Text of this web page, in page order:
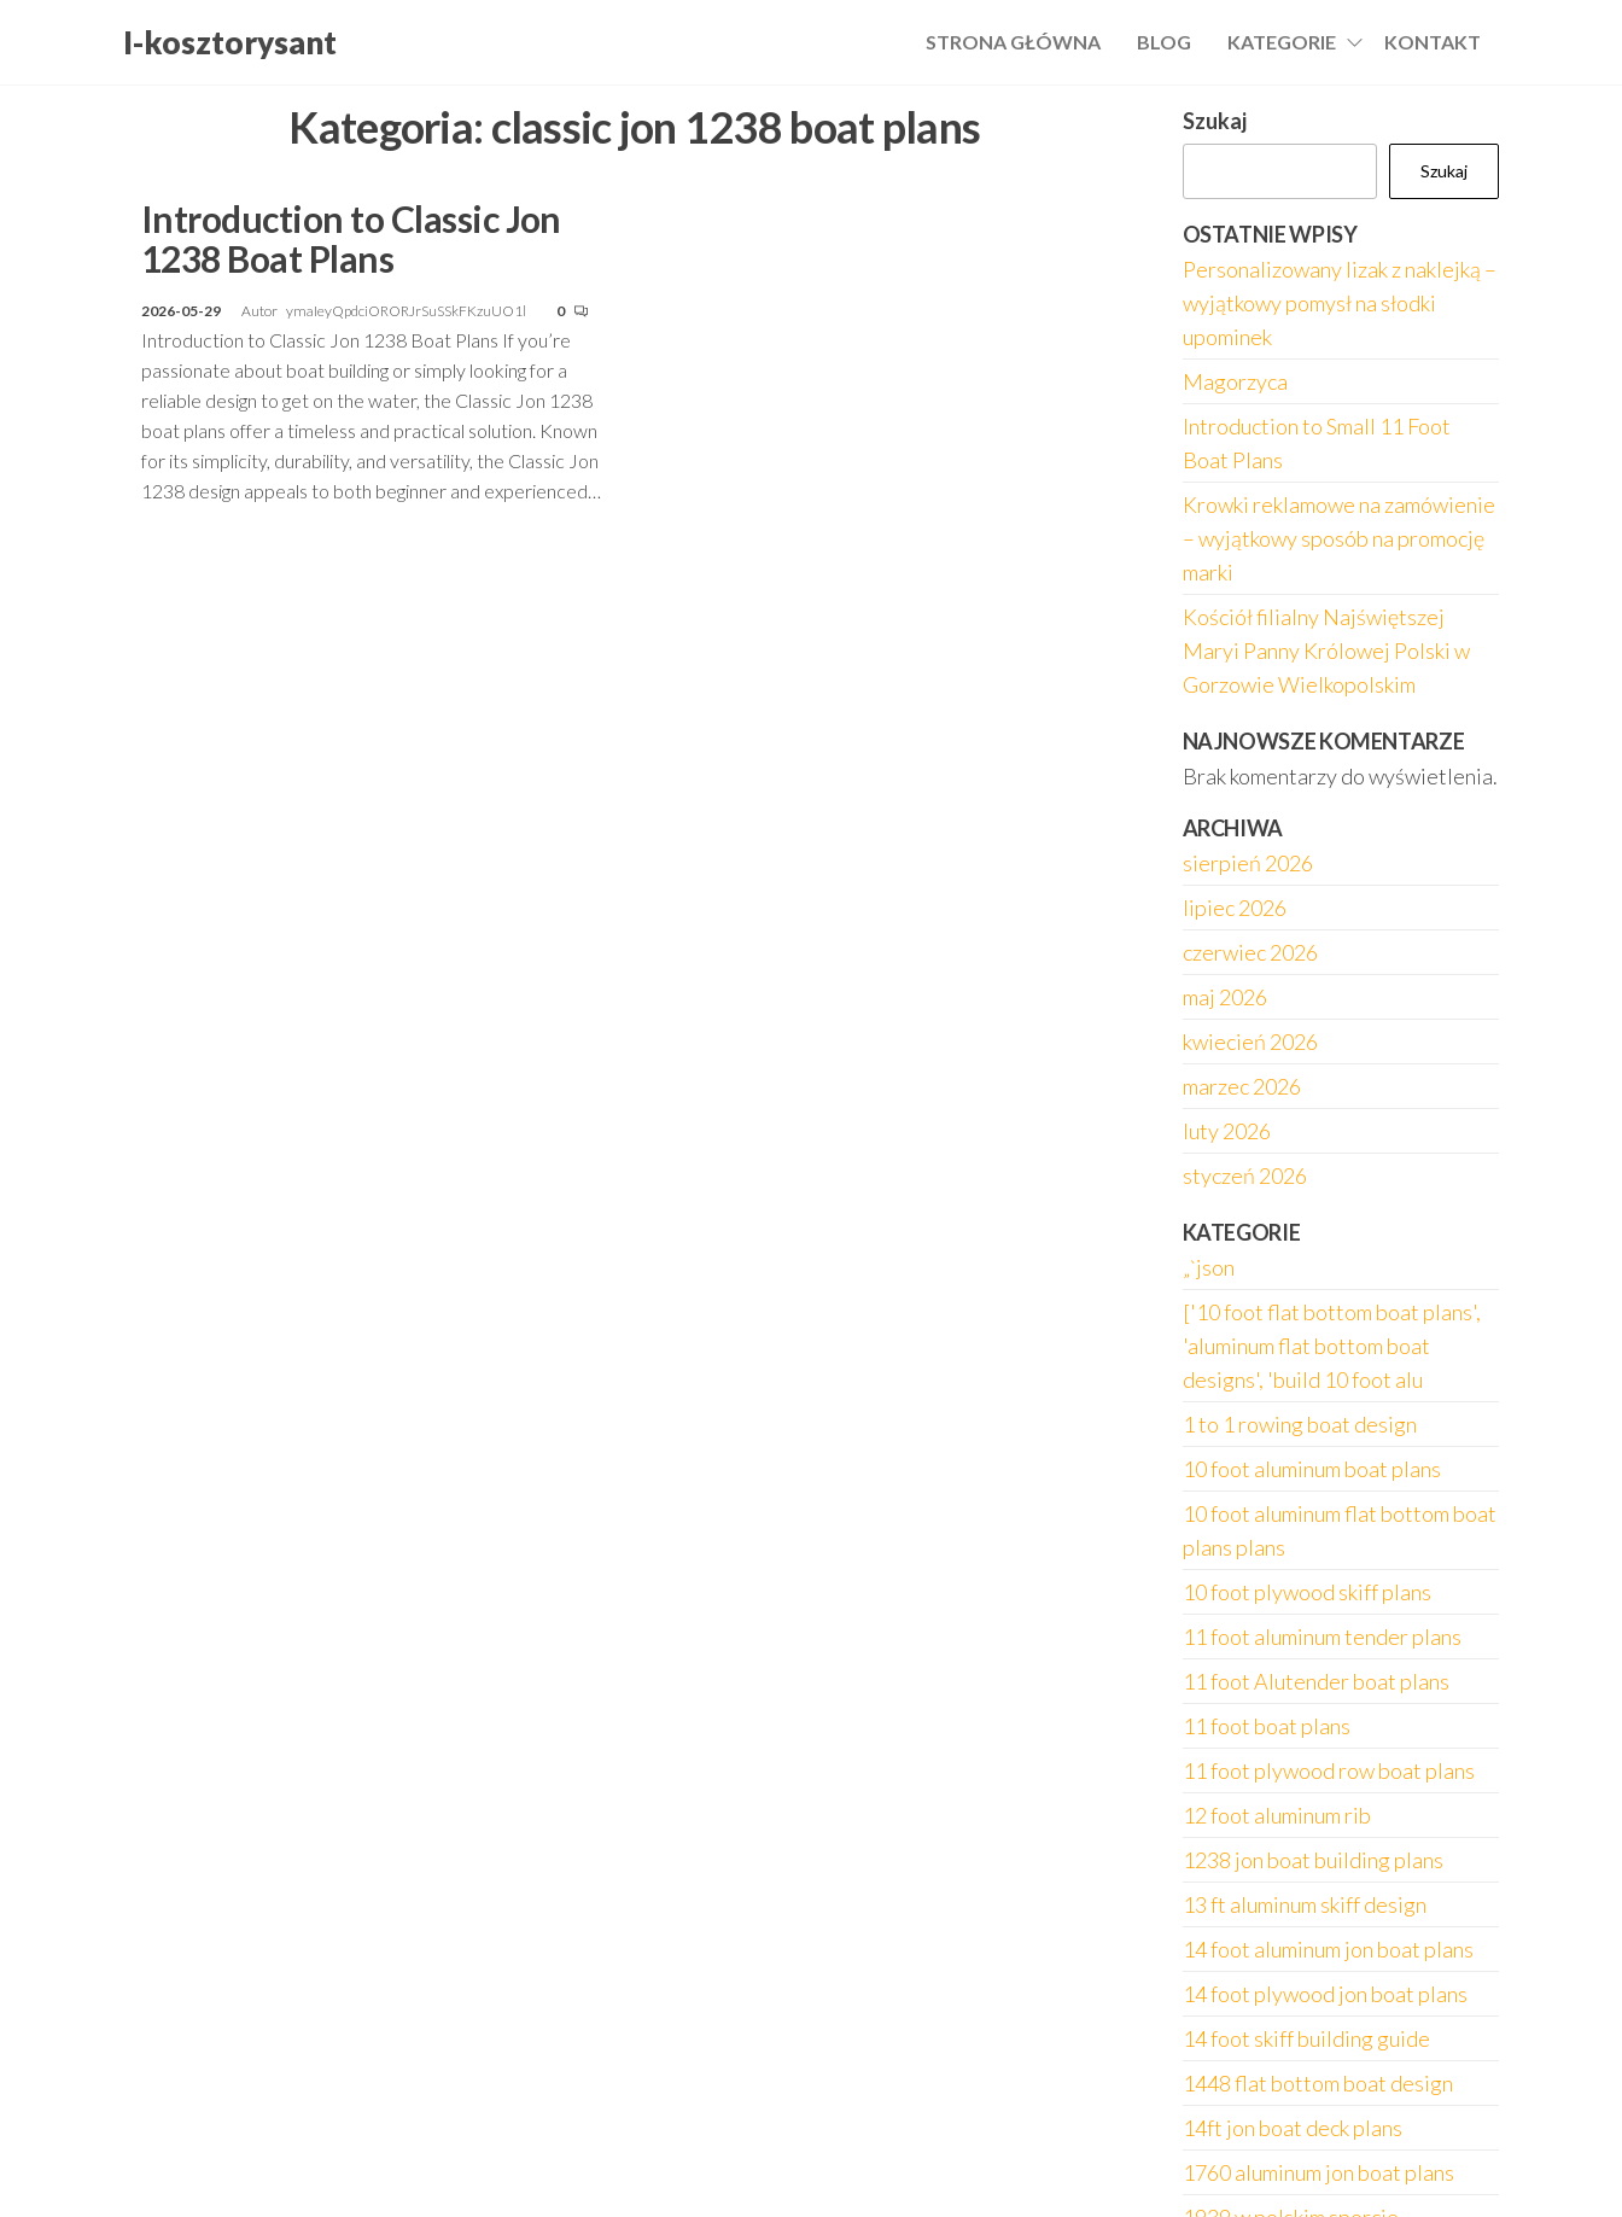
I-kosztorysant STRONA GŁÓWNA BLOG KATEGORIE KONTAKT
Kategoria: classic jon 1238 boat plans
Introduction to Classic Jon
1238 Boat Plans
2026-05-29 Autor ymaIeyQpdciORORJrSuSSkFKzuUO1l 0
Introduction to Classic Jon 1238 Boat Plans If you’re
passionate about boat building or simply looking for a
reliable design to get on the water, the Classic Jon 1238
boat plans offer a timeless and practical solution. Known
for its simplicity, durability, and versatility, the Classic Jon
1238 design appeals to both beginner and experienced…
Szukaj
Szukaj
OSTATNIE WPISY
Personalizowany lizak z naklejką –
wyjątkowy pomysł na słodki
upominek
Magorzyca
Introduction to Small 11 Foot
Boat Plans
Krowki reklamowe na zamówienie
– wyjątkowy sposób na promocję
marki
Kościół filialny Najświętszej
Maryi Panny Królowej Polski w
Gorzowie Wielkopolskim
NAJNOWSZE KOMENTARZE
Brak komentarzy do wyświetlenia.
ARCHIWA
sierpień 2026
lipiec 2026
czerwiec 2026
maj 2026
kwiecień 2026
marzec 2026
luty 2026
styczeń 2026
KATEGORIE
„`json
['10 foot flat bottom boat plans',
'aluminum flat bottom boat
designs', 'build 10 foot alu
1 to 1 rowing boat design
10 foot aluminum boat plans
10 foot aluminum flat bottom boat
plans plans
10 foot plywood skiff plans
11 foot aluminum tender plans
11 foot Alutender boat plans
11 foot boat plans
11 foot plywood row boat plans
12 foot aluminum rib
1238 jon boat building plans
13 ft aluminum skiff design
14 foot aluminum jon boat plans
14 foot plywood jon boat plans
14 foot skiff building guide
1448 flat bottom boat design
14ft jon boat deck plans
1760 aluminum jon boat plans